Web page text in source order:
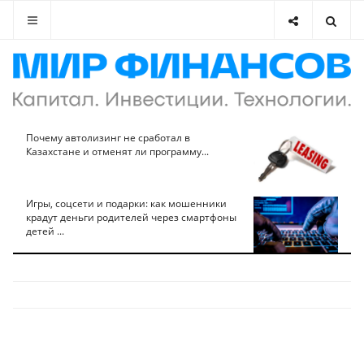
Почему автолизинг не сработал в
Казахстане и отменят ли программу...
Игры, соцсети и подарки: как мошенники
крадут деньги родителей через смартфоны
детей ...